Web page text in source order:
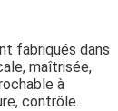
fabriqués dans
maîtrisée,
à
contrôle.